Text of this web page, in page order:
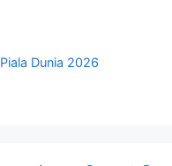
Dunia 2026